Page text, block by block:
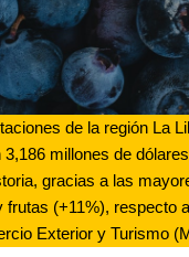
de la región La
3,186 millones de
gracias a las
frutas (+11%), respecto
Exterior y Turismo